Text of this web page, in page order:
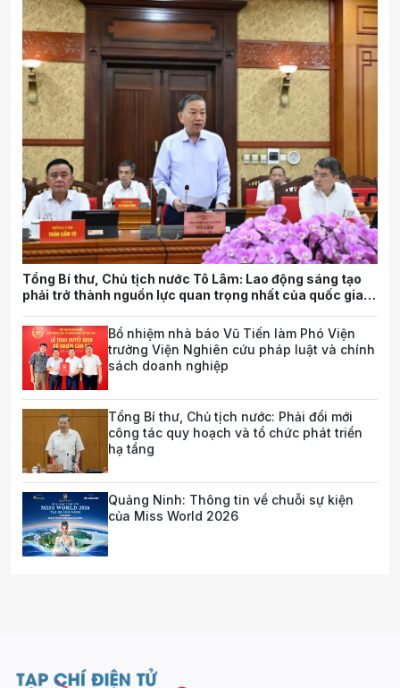
Tổng Bí thư, Chủ tịch nước Tô Lâm: Lao động sáng tạo
phải trở thành nguồn lực quan trọng nhất của quốc gia
Bổ nhiệm nhà báo Vũ Tiến làm Phó Viện
trưởng Viện Nghiên cứu pháp luật và chính
sách doanh nghiệp
Tổng Bí thư, Chủ tịch nước: Phải đổi mới
công tác quy hoạch và tổ chức phát triển
hạ tầng
Quảng Ninh: Thông tin về chuỗi sự kiện
của Miss World 2026